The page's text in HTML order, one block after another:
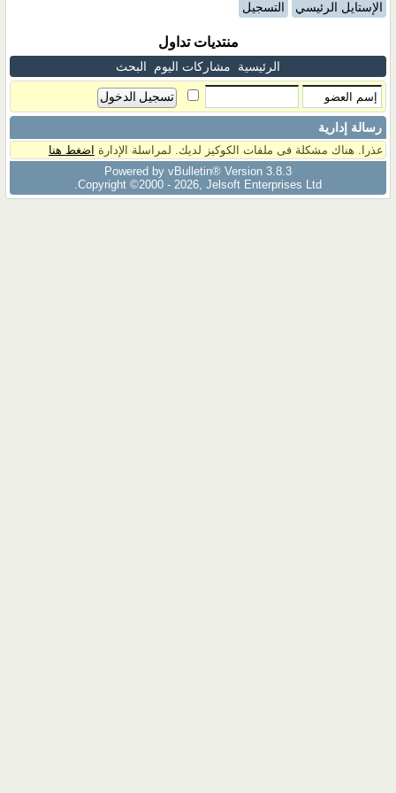
الإستايل الرئيسي التسجيل
منتديات تداول
الرئيسية مشاركات اليوم البحث
رسالة إدارية
عذرا. هناك مشكلة فى ملفات الكوكيز لديك. لمراسلة الإدارة اضغط هنا
Powered by vBulletin® Version 3.8.3
Copyright ©2000 - 2026, Jelsoft Enterprises Ltd.